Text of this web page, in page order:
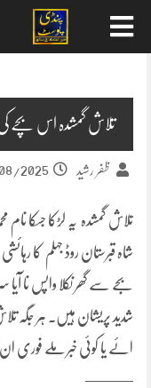
تلاش گمشدہ اس بچے
ظفر رشید 2025
شاہ قبرستان روڈ جہلم کا
بجے سے گھر نکلا واپس
شدید پریشان ہیں۔ ہر جگہ
ائے یا کوئی خبر ملے فوری
———